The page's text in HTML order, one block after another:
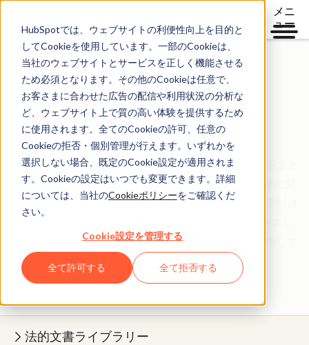
HubSpotでは、ウェブサイトの利便性向上を目的と
してCookieを使用しています。一部のCookieは、
当社のウェブサイトとサービスを正しく機能させる
ため必須となります。その他のCookieは任意で、
お客さまに合わせた広告の配信や利用状況の分析な
ど、ウェブサイト上で質の高い体験を提供するため
に使用されます。全てのCookieの許可、任意の
Cookieの拒否・個別管理が行えます。いずれかを
選択しない場合、既定のCookie設定が適用されま
す。Cookieの設定はいつでも変更できます。詳細
については、当社のCookieポリシーをご確認くだ
さい。
Cookie設定を管理する
全て許可する 全て拒否する
メニ
ュー
信頼の基盤となる明確なポリシー
Legal Center
Legal Centerは、HubSpotの規約、ポリシー、契約をまと
めた総合情報ページです。皆さまの立場やご利用目的に応
じて、お客さま向け、パートナー向け、一般の訪問者向け
やすく、分かりやすい形で明確に提供することを目指して
います。
法的文書ライブラリー